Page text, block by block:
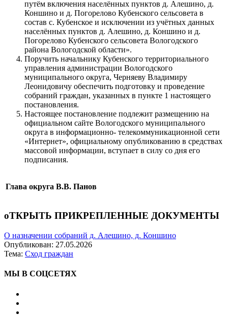
путём включения населённых пунктов д. Алешино, д.
Коншино и д. Погорелово Кубенского сельсовета в
состав с. Кубенское и исключении из учётных данных
населённых пунктов д. Алешино, д. Коншино и д.
Погорелово Кубенского сельсовета Вологодского
района Вологодской области».
Поручить начальнику Кубенского территориального
управления администрации Вологодского
муниципального округа, Черняеву Владимиру
Леонидовичу обеспечить подготовку и проведение
собраний граждан, указанных в пункте 1 настоящего
постановления.
Настоящее постановление подлежит размещению на
официальном сайте Вологодского муниципального
округа в информационно- телекоммуникационной сети
«Интернет», официальному опубликованию в средствах
массовой информации, вступает в силу со дня его
подписания.
Глава округа В.В. Панов
оТКРЫТЬ ПРИКРЕПЛЕННЫЕ ДОКУМЕНТЫ
О назначении собраний д. Алешино, д. Коншино
Опубликован: 27.05.2026
Тема: Сход граждан
МЫ В СОЦСЕТЯХ